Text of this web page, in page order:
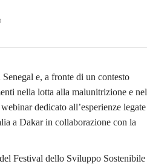
e, a fronte di un contesto
nella lotta alla malunitrizione e nel
dedicato all’esperienze legate
a Dakar in collaborazione con la
Festival dello Sviluppo Sostenibile